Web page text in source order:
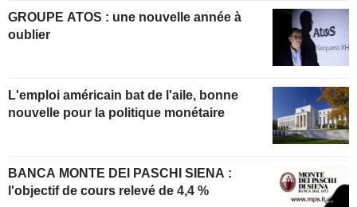
GROUPE ATOS : une nouvelle année à
oublier
L'emploi américain bat de l'aile, bonne
nouvelle pour la politique monétaire
BANCA MONTE DEI PASCHI SIENA :
l'objectif de cours relevé de 4,4 %